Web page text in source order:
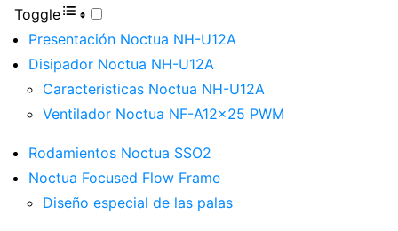
Toggle
Presentación Noctua NH-U12A
Disipador Noctua NH-U12A
Caracteristicas Noctua NH-U12A
Ventilador Noctua NF-A12x25 PWM
Rodamientos Noctua SSO2
Noctua Focused Flow Frame
Diseño especial de las palas